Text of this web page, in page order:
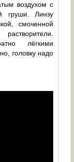
воздухом с
груши. Линзу
смоченной
лёгкими
головку надо